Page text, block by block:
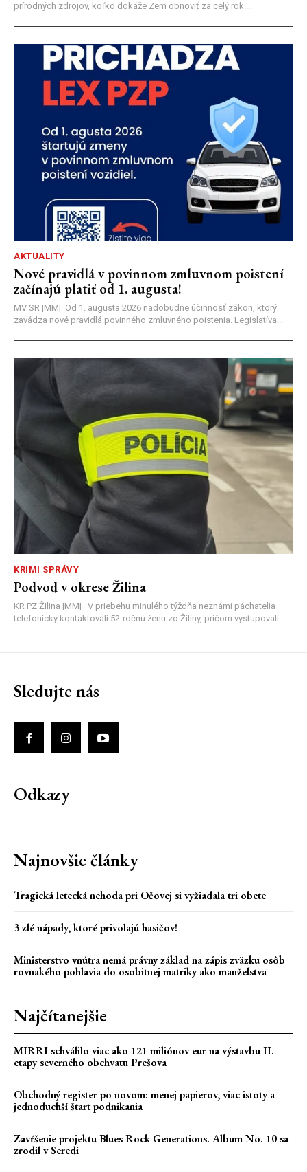
prírodných zdrojov, koľko dokáže Zem obnoviť za celý rok....
AKTUALITY
Nové pravidlá v povinnom zmluvnom poistení
začínajú platiť od 1. augusta!
MV SR |MM| Od 1. augusta 2026 nadobudne účinnosť zákon, ktorý
zavádza nové pravidlá povinného zmluvného poistenia. Legislatíva...
KRIMI SPRÁVY
Podvod v okrese Žilina
KR PZ Žilina |MM| V priebehu minulého týždňa neznámi páchatelia
telefonicky kontaktovali 52-ročnú ženu zo Žiliny, pričom vystupovali...
Sledujte nás
Odkazy
Najnovšie články
Tragická letecká nehoda pri Očovej si vyžiadala tri obete
3 zlé nápady, ktoré privolajú hasičov!
Ministerstvo vnútra nemá právny základ na zápis zväzku osôb
rovnakého pohlavia do osobitnej matriky ako manželstva
Najčítanejšie
MIRRI schválilo viac ako 121 miliónov eur na výstavbu II.
etapy severného obchvatu Prešova
Obchodný register po novom: menej papierov, viac istoty a
jednoduchší štart podnikania
Zavŕšenie projektu Blues Rock Generations. Album No. 10 sa
zrodil v Seredi